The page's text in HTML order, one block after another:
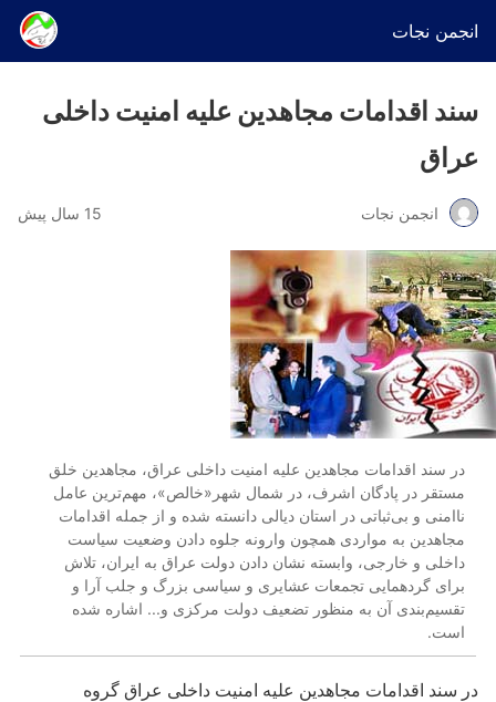
انجمن نجات
سند اقدامات مجاهدین علیه امنیت داخلی
عراق
انجمن نجات 15 سال پیش
در سند اقدامات مجاهدین علیه امنیت داخلی عراق، مجاهدین خلق
مستقر در پادگان اشرف، در شمال شهر«خالص»، مهم‌ترین عامل
ناامنی و بی‌ثباتی در استان دیالی دانسته شده و از جمله اقدامات
مجاهدین به مواردی همچون وارونه جلوه دادن وضعیت سیاست
داخلی و خارجی، وابسته نشان دادن دولت عراق به ایران، تلاش
برای گردهمایی تجمعات عشایری و سیاسی بزرگ و جلب آرا و
تقسیم‌بندی آن به منظور تضعیف دولت مرکزی و... اشاره شده
است.
در سند اقدامات مجاهدین علیه امنیت داخلی عراق گروه